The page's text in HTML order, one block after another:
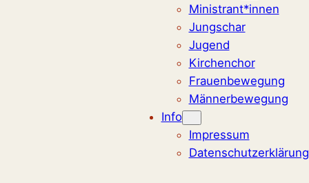
Ministrant*innen
Jungschar
Jugend
Kirchenchor
Frauenbewegung
Männerbewegung
Info
Impressum
Datenschutzerklärung